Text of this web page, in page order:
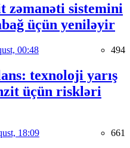
zəmanəti sistemini
üçün yeniləyir
00:48 494
texnoloji yarış
üçün riskləri
18:09 661